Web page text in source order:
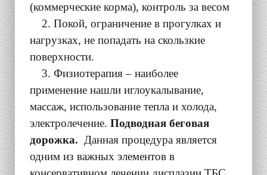
(коммерческие корма), контроль за весом
2. Покой, ограничение в прогулках и
нагрузках, не попадать на скользкие
поверхности.
3. Физиотерапия – наиболее
применение нашли иглоукалывание,
массаж, использование тепла и холода,
электролечение. Подводная беговая
дорожка. Данная процедура является
одним из важных элементов в